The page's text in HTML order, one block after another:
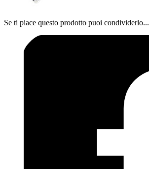
Se ti piace questo prodotto puoi condividerlo...